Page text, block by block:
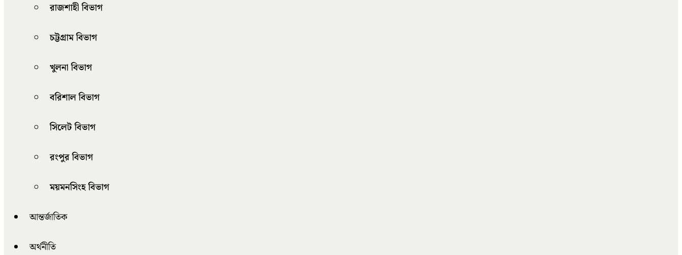
রাজশাহী বিভাগ
চট্টগ্রাম বিভাগ
খুলনা বিভাগ
বরিশাল বিভাগ
সিলেট বিভাগ
রংপুর বিভাগ
ময়মনসিংহ বিভাগ
আন্তর্জাতিক
অর্থনীতি